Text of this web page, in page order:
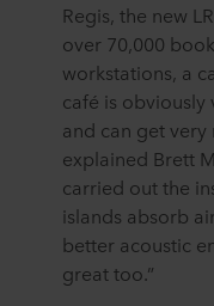
Regis, the new
over 70,000
workstations, a
café is
and can get very
explained Brett
carried out the
islands absorb
better acoustic
great too.”